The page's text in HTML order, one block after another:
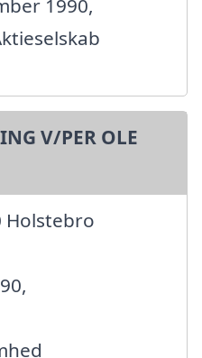
V/PER OLE
Holstebro